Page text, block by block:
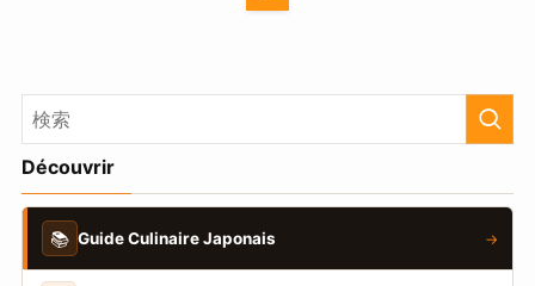
Découvrir
📚 Guide Culinaire Japonais →